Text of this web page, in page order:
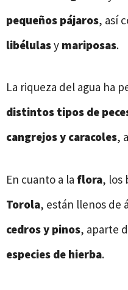
pequeños pájaros, así
libélulasy mariposas.
La riqueza del agua ha
distintos tipos de
cangrejos y caracoles,
En cuanto a la flora, los
Torola, están llenos de
cedros y pinos, aparte
especies de hierba.